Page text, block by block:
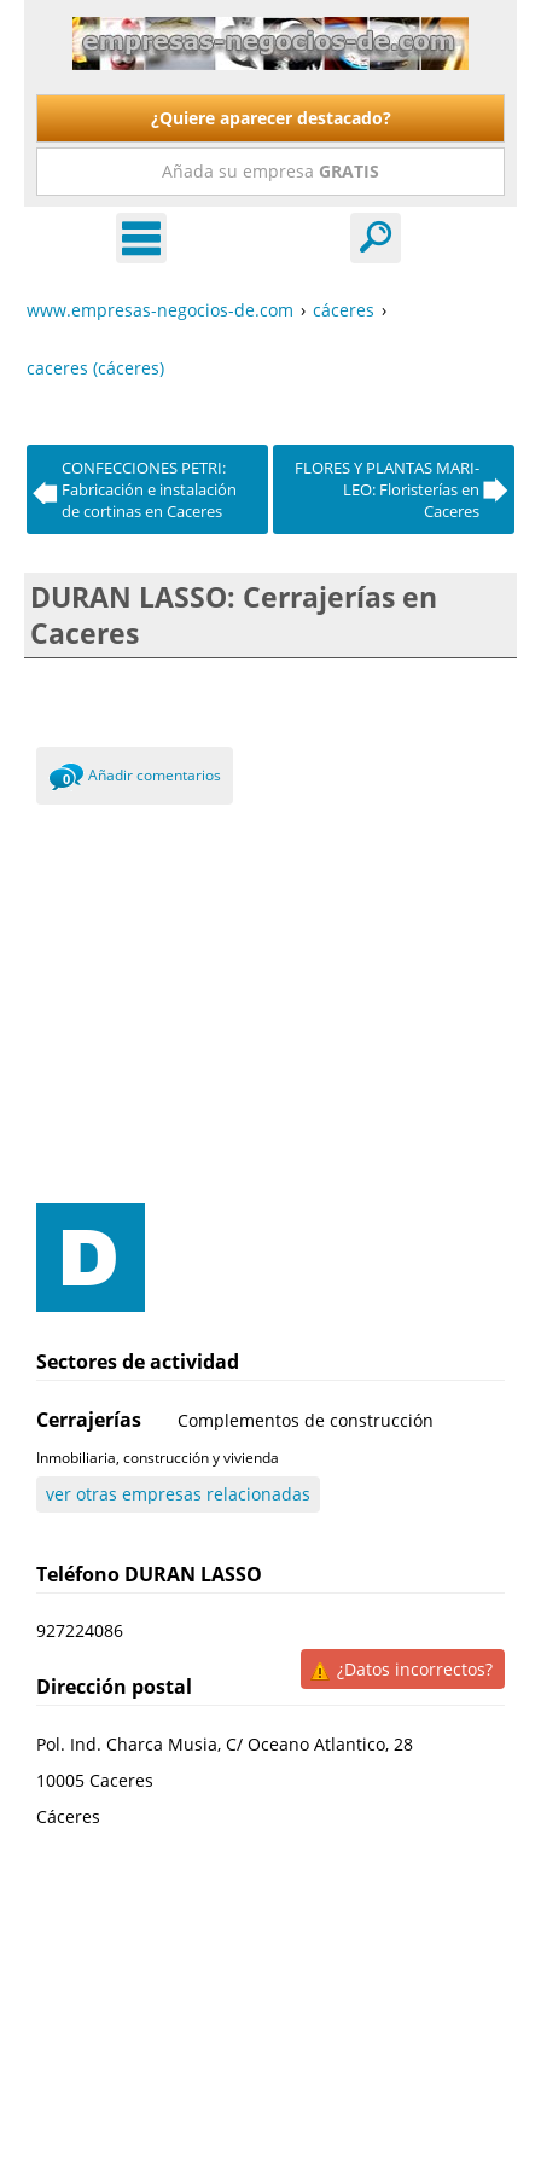
¿Quiere aparecer destacado?
Añada su empresa GRATIS
www.empresas-negocios-de.com › cáceres ›
caceres (cáceres)
CONFECCIONES PETRI:
Fabricación e instalación
de cortinas en Caceres
FLORES Y PLANTAS MARI-
LEO: Floristerías en
Caceres
DURAN LASSO: Cerrajerías en
Caceres
0 Añadir comentarios
Sectores de actividad
Cerrajerías Complementos de construcción
Inmobiliaria, construcción y vivienda
ver otras empresas relacionadas
Teléfono DURAN LASSO
927224086
¿Datos incorrectos?
Dirección postal
Pol. Ind. Charca Musia, C/ Oceano Atlantico, 28
10005 Caceres
Cáceres